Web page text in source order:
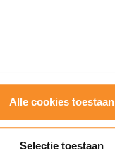
Alle cookies toestaan
Selectie toestaan